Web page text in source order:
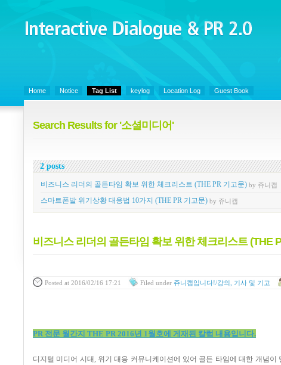
Interactive Dialogue &
PR 2.0
Home Notice Tag List keylog Location Log Guest Book
Search Results for '소셜미디어'
2 posts
비즈니스 리더의 골든타임 확보 위한 체크리스트 (THE PR 기고문) by 쥬니캡
스마트폰발 위기상황 대응법 10가지 (THE PR 기고문) by 쥬니캡
비즈니스 리더의 골든타임 확보 위한 체크리스트 (THE
Posted at 2016/02/16 17:21 Filed under 쥬니캡입니다!/강의, 기사 및 기고
PR 전문 월간지 THE PR 2016년 1월호에 게재된 칼럼 내용입니다.
디지털 미디어 시대, 위기 대응 커뮤니케이션에 있어 골든 타임에 대한 개념이